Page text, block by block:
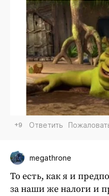
+9 Ответить
megathrone
То есть, как я и
за наши же налоги и